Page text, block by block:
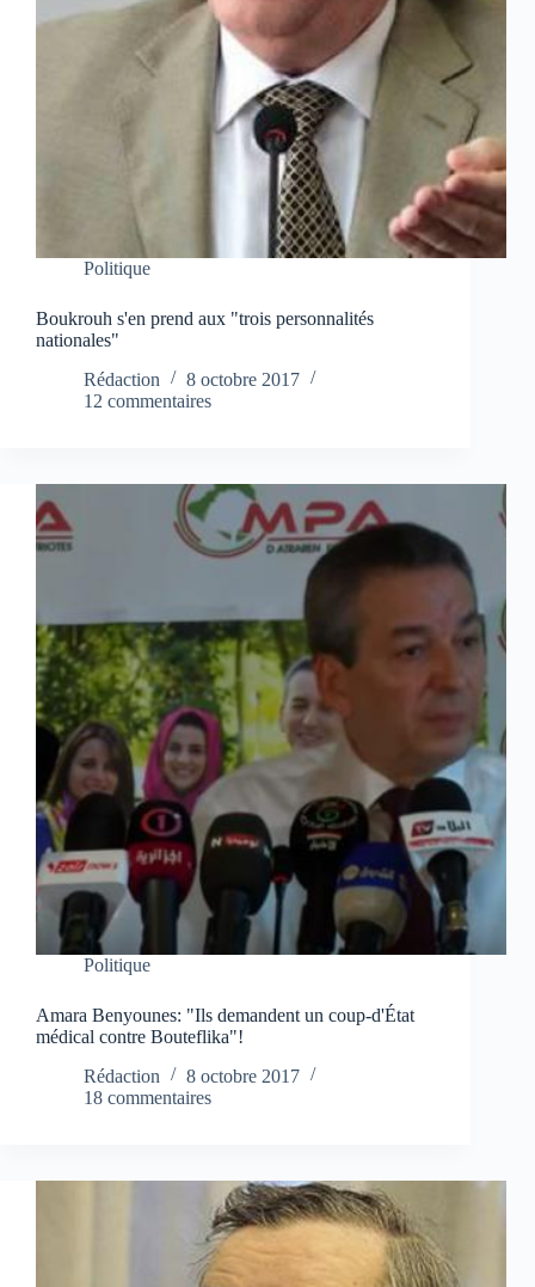
Politique
Boukrouh s'en prend aux "trois personnalités
nationales"
Rédaction
8 octobre 2017
12 commentaires
Politique
Amara Benyounes: "Ils demandent un coup-d'État
médical contre Bouteflika"!
Rédaction
8 octobre 2017
18 commentaires